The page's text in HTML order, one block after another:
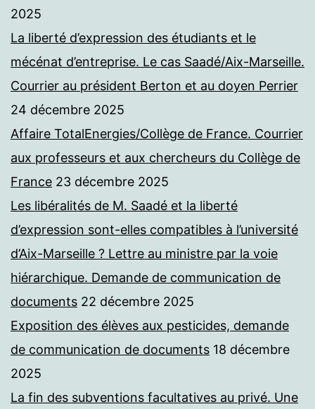
2025
La liberté d’expression des étudiants et le
mécénat d’entreprise. Le cas Saadé/Aix-Marseille.
Courrier au président Berton et au doyen Perrier
24 décembre 2025
Affaire TotalEnergies/Collège de France. Courrier
aux professeurs et aux chercheurs du Collège de
France 23 décembre 2025
Les libéralités de M. Saadé et la liberté
d’expression sont-elles compatibles à l’université
d’Aix-Marseille ? Lettre au ministre par la voie
hiérarchique. Demande de communication de
documents 22 décembre 2025
Exposition des élèves aux pesticides, demande
de communication de documents 18 décembre
2025
La fin des subventions facultatives au privé. Une